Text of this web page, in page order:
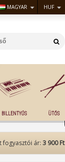
MAGYAR HUF
BILLENTYŰS ÜTŐS
fogyasztói ár: 3 900 Ft